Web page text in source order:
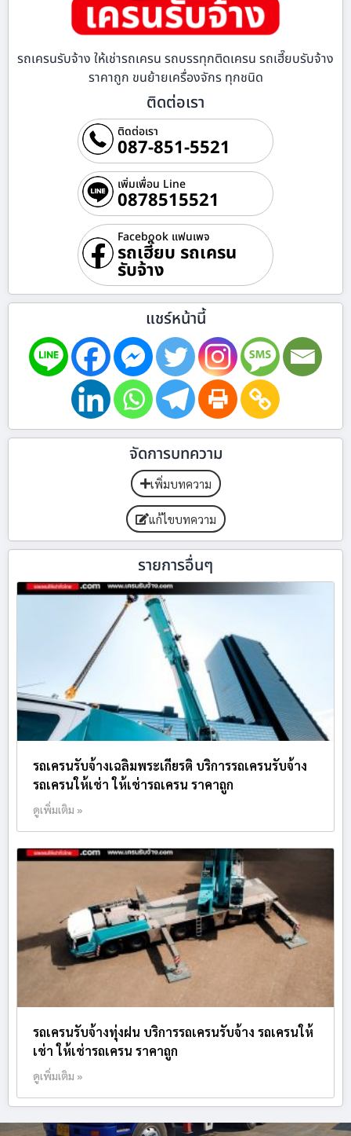
รถเครนรับจ้าง ให้เช่ารถเครน รถบรรทุกติดเครน รถเฮี๊ยบรับจ้าง
ราคาถูก ขนย้ายเครื่องจักร ทุกชนิด
ติดต่อเรา
ติดต่อเรา
087-851-5521
เพิ่มเพื่อน Line
0878515521
Facebook แฟนเพจ
รถเฮี๊ยบ รถเครน
รับจ้าง
แชร์หน้านี้
จัดการบทความ
เพิ่มบทความ
แก้ไขบทความ
รายการอื่นๆ
รถเครนรับจ้างเฉลิมพระเกียรติ บริการรถเครนรับจ้าง
รถเครนให้เช่า ให้เช่ารถเครน ราคาถูก
ดูเพิ่มเติม »
รถเครนรับจ้างทุ่งฝน บริการรถเครนรับจ้าง รถเครนให้
เช่า ให้เช่ารถเครน ราคาถูก
ดูเพิ่มเติม »